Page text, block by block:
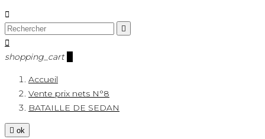



shopping_cart
Accueil
Vente prix nets N°8
BATAILLE DE SEDAN
 ok